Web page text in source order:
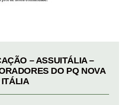
– ASSUITÁLIA –
DO PQ NOVA
ITÁLIA